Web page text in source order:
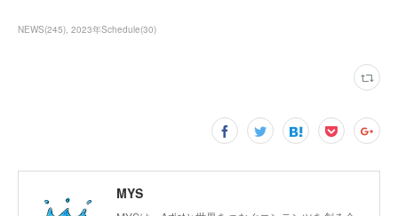
NEWS(245) 2023年Schedule(30)
MYS